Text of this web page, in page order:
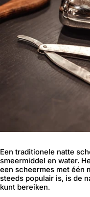
Een traditionele natte
smeermiddel en water.
een scheermes met één
steeds populair is, is de
kunt bereiken.